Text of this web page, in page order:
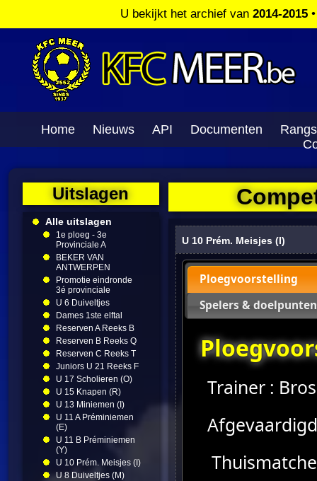
U bekijkt het archief van 2014-2015
Home Nieuws API Documenten
Uitslagen
Alle uitslagen
1e ploeg - 3e
Provinciale A
BEKER VAN
ANTWERPEN
Promotie eindronde
3é provinciale
U 6 Duiveltjes
Dames 1ste elftal
Reserven A Reeks B
Reserven B Reeks Q
Reserven C Reeks T
Juniors U 21 Reeks F
U 17 Scholieren (O)
U 15 Knapen (R)
U 13 Miniemen (I)
U 11 A Préminiemen
(E)
U 11 B Préminiemen
(Y)
U 10 Prém. Meisjes (I)
U 8 Duiveltjes (M)
U 10 Prém. Meisjes (I)
Ploegvoorstelling
Spelers & doelpunten
Trainer :